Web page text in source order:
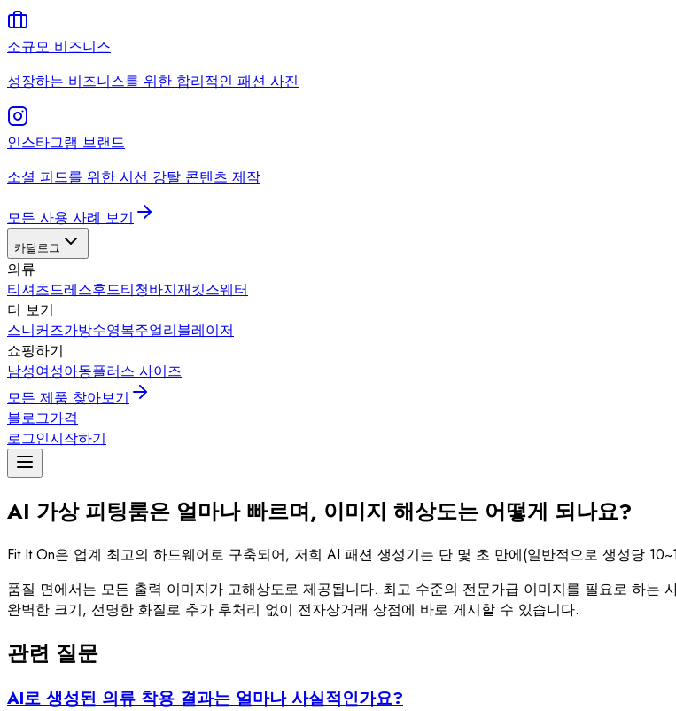
소규모 비즈니스
성장하는 비즈니스를 위한 합리적인 패션 사진
인스타그램 브랜드
소셜 피드를 위한 시선 강탈 콘텐츠 제작
모든 사용 사례 보기
카탈로그
의류
티셔츠드레스후드티청바지재킷스웨터
더 보기
스니커즈가방수영복주얼리블레이저
쇼핑하기
남성여성아동플러스 사이즈
모든 제품 찾아보기
블로그가격
로그인시작하기
AI 가상 피팅룸은 얼마나 빠르며, 이미지 해상도는 어떻게 되나요?
Fit It On은 업계 최고의 하드웨어로 구축되어, 저희 AI 패션 생성기는 단 몇 초 만에(일반적으로 생성당
품질 면에서는 모든 출력 이미지가 고해상도로 제공됩니다. 최고 수준의 전문가급 이미지를 필요로 하는
완벽한 크기, 선명한 화질로 추가 후처리 없이 전자상거래 상점에 바로 게시할 수 있습니다.
관련 질문
AI로 생성된 의류 착용 결과는 얼마나 사실적인가요?